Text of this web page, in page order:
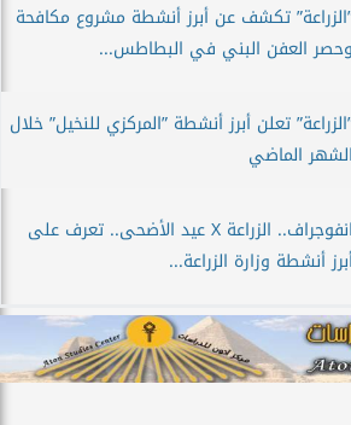
تكشف عن أبرز أنشطة مشروع مكافحة
وحصر العفن البني في البطاطس...
تعلن أبرز أنشطة ”المركزي للنخيل” خلال
الشهر الماضي
انفوجراف.. الزراعة X عيد الأضحى.. تعرف على
أنشطة وزارة الزراعة...